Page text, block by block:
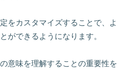
をカスタマイズすることで、よ
ができるようになります。
意味を理解することの重要性を